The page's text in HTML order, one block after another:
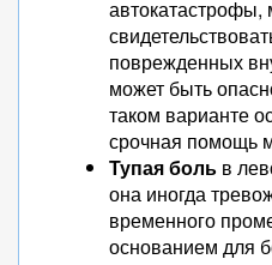
автокатастрофы,
поврежденных
может быть
таком варианте
срочная помощь
Тупая боль в
она иногда
временного
основанием для